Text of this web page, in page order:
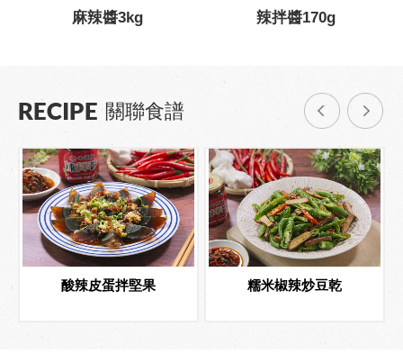
麻辣醬3kg 辣拌醬170g
RECIPE 關聯食譜
酸辣皮蛋拌堅果 糯米椒辣炒豆乾